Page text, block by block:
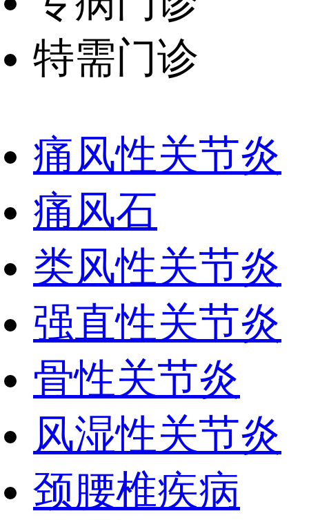
特需门诊
痛风性关节炎
痛风石
类风性关节炎
强直性关节炎
骨性关节炎
风湿性关节炎
颈腰椎疾病